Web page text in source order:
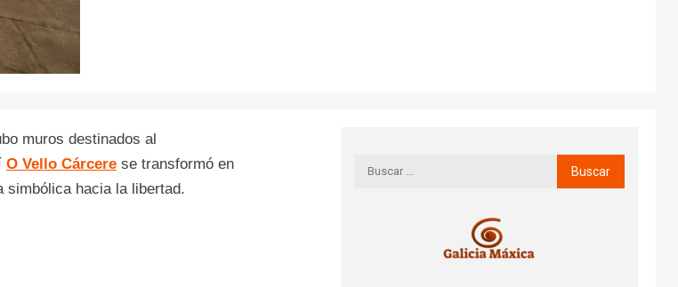
muros destinados al
O Vello Cárcerese transformó en
simbólica hacia la libertad.